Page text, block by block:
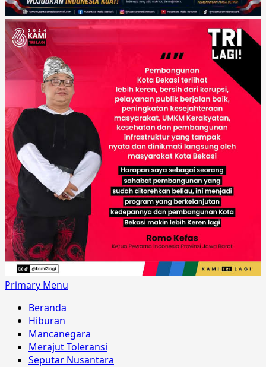
Primary Menu
Beranda
Hiburan
Mancanegara
Merajut Toleransi
Seputar Nusantara